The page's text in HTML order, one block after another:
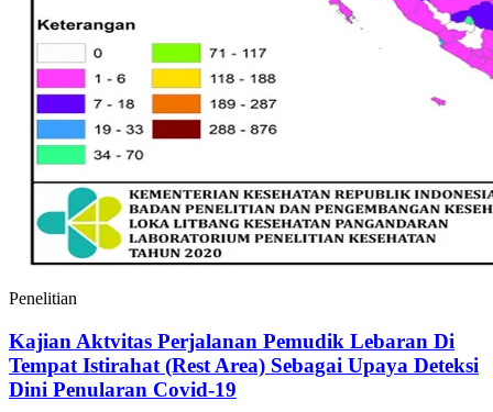
Penelitian
Kajian Aktvitas Perjalanan Pemudik Lebaran Di
Tempat Istirahat (Rest Area) Sebagai Upaya Deteksi
Dini Penularan Covid-19